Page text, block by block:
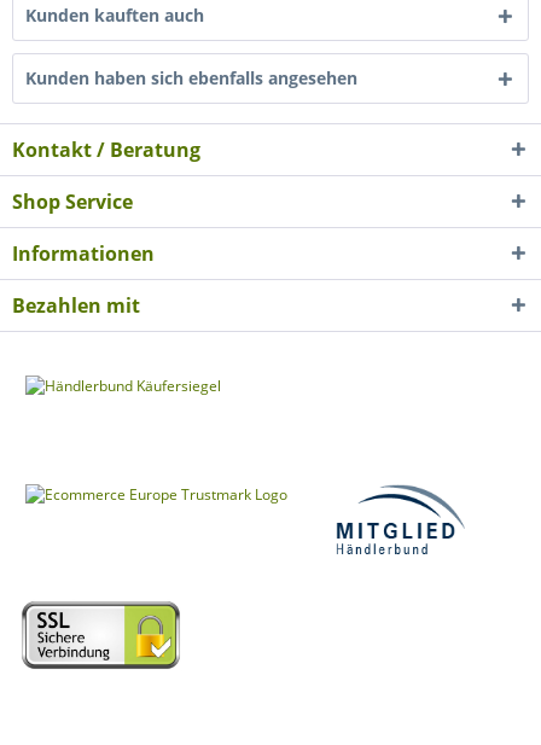
Kunden kauften auch
Kunden haben sich ebenfalls angesehen
Kontakt / Beratung
Shop Service
Informationen
Bezahlen mit